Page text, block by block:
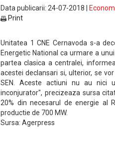
Data publicarii: 24-07-2018 |
Print
Unitatea 1 CNE Cernavoda s-a
Energetic National ca urmare a
partea clasica a centralei,
acestei declansari si, ulterior, se
SEN. Aceste actiuni nu au nici
inconjurator", precizeaza sursa
20% din necesarul de energie al
productie de 700 MW.
Sursa: Agerpress